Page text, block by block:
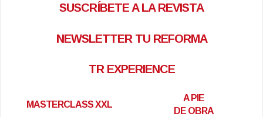
SUSCRÍBETE A LA REVISTA
NEWSLETTER TU REFORMA
TR EXPERIENCE
MASTERCLASS XXL
A PIE
DE OBRA